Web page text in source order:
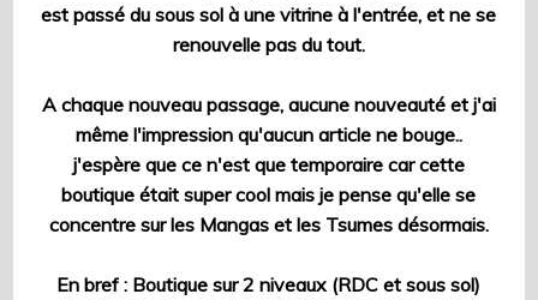
est passé du sous sol à une vitrine à l'entrée, et ne se
renouvelle pas du tout.
A chaque nouveau passage, aucune nouveauté et j'ai
même l'impression qu'aucun article ne bouge..
j'espère que ce n'est que temporaire car cette
boutique était super cool mais je pense qu'elle se
concentre sur les Mangas et les Tsumes désormais.
En bref : Boutique sur 2 niveaux (RDC et sous sol)